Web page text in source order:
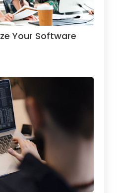
Your Software